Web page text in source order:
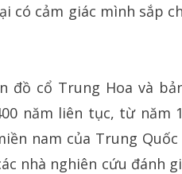
cảm giác mình sắp
đồ cổ Trung Hoa và
năm liên tục, từ năm
nam của Trung
nhà nghiên cứu đánh